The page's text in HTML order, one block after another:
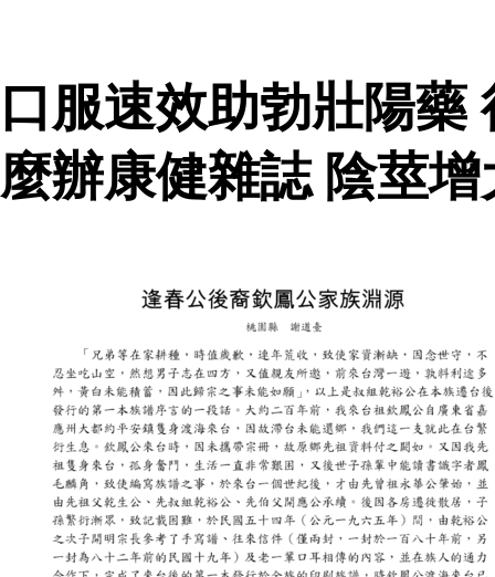
口服速效助勃壯陽藥
麼辦康健雜誌 陰莖